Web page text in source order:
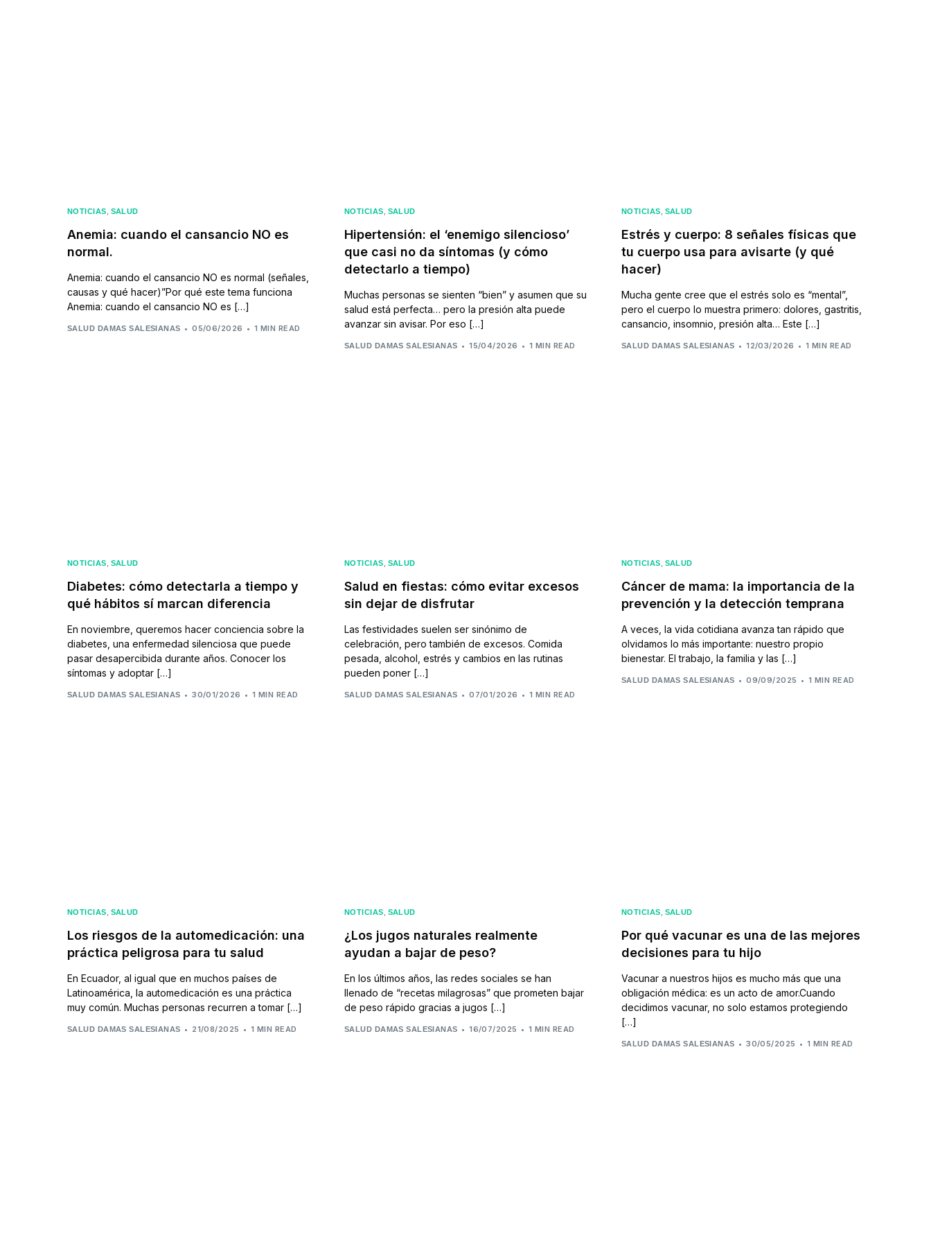
NOTICIAS SALUD
Anemia: cuando el cansancio NO es
normal.
Anemia: cuando el cansancio NO es normal (señales,
causas y qué hacer)”Por qué este tema funciona
Anemia: cuando el cansancio NO es […]
SALUD DAMAS SALESIANAS 05/06/2026 1 MIN READ
NOTICIAS SALUD
Hipertensión: el ‘enemigo silencioso’
que casi no da síntomas (y cómo
detectarlo a tiempo)
Muchas personas se sienten “bien” y asumen que su
salud está perfecta… pero la presión alta puede
avanzar sin avisar. Por eso […]
SALUD DAMAS SALESIANAS 15/04/2026 1 MIN READ
NOTICIAS SALUD
Estrés y cuerpo: 8 señales físicas que
tu cuerpo usa para avisarte (y qué
hacer)
Mucha gente cree que el estrés solo es “mental”,
pero el cuerpo lo muestra primero: dolores, gastritis,
cansancio, insomnio, presión alta… Este […]
SALUD DAMAS SALESIANAS 12/03/2026 1 MIN READ
NOTICIAS SALUD
Diabetes: cómo detectarla a tiempo y
qué hábitos sí marcan diferencia
En noviembre, queremos hacer conciencia sobre la
diabetes, una enfermedad silenciosa que puede
pasar desapercibida durante años. Conocer los
síntomas y adoptar […]
SALUD DAMAS SALESIANAS 30/01/2026 1 MIN READ
NOTICIAS SALUD
Salud en fiestas: cómo evitar excesos
sin dejar de disfrutar
Las festividades suelen ser sinónimo de
celebración, pero también de excesos. Comida
pesada, alcohol, estrés y cambios en las rutinas
pueden poner […]
SALUD DAMAS SALESIANAS 07/01/2026 1 MIN READ
NOTICIAS SALUD
Cáncer de mama: la importancia de la
prevención y la detección temprana
A veces, la vida cotidiana avanza tan rápido que
olvidamos lo más importante: nuestro propio
bienestar. El trabajo, la familia y las […]
SALUD DAMAS SALESIANAS 09/09/2025 1 MIN READ
NOTICIAS SALUD
Los riesgos de la automedicación: una
práctica peligrosa para tu salud
En Ecuador, al igual que en muchos países de
Latinoamérica, la automedicación es una práctica
muy común. Muchas personas recurren a tomar […]
SALUD DAMAS SALESIANAS 21/08/2025 1 MIN READ
NOTICIAS SALUD
¿Los jugos naturales realmente
ayudan a bajar de peso?
En los últimos años, las redes sociales se han
llenado de “recetas milagrosas” que prometen bajar
de peso rápido gracias a jugos […]
SALUD DAMAS SALESIANAS 16/07/2025 1 MIN READ
NOTICIAS SALUD
Por qué vacunar es una de las mejores
decisiones para tu hijo
Vacunar a nuestros hijos es mucho más que una
obligación médica: es un acto de amor.Cuando
decidimos vacunar, no solo estamos protegiendo
[…]
SALUD DAMAS SALESIANAS 30/05/2025 1 MIN READ